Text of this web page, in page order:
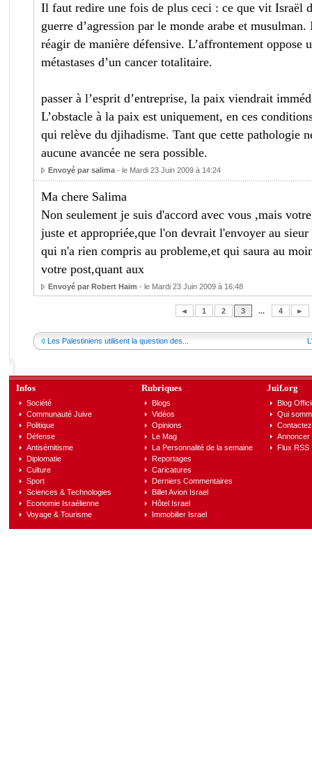
Il faut redire une fois de plus ceci : ce que vit Israël
guerre d’agression par le monde arabe et
réagir de manière défensive. L’affrontement oppose
métastases d’un cancer totalitaire.
passer à l’esprit d’entreprise, la paix viendrait
L’obstacle à la paix est uniquement, en ces
qui relève du djihadisme. Tant que cette pathologie
aucune avancée ne sera possible.
Envoyé par salima- le Mardi 23 Juin 2009 à 14:24
Ma chere Salima
Non seulement je suis d'accord avec vous ,mais
juste et appropriée,que l'on devrait l'envoyer au
qui n'a rien compris au probleme,et qui saura au
votre post,quant aux
Envoyé par Robert Haim - le Mardi 23 Juin 2009 à 16:48
◄ 1 2 3 ... 4 ►
Les Palestiniens utilisent la question des...
Infos
Société
Communauté Juive
Politique
Défense
Antisémitisme
Diplomatie
Culture
Sport
Sciences & Technologies
Economie Israélienne
Voyage & Tourisme
Rubriques
Blogs
Vidéos
Opinions
Le Mag
La Personnalité de la semaine
Reportages
Caricatures
Derniers Commentaires
Billet Avion Israel
Hôtel Israel
Immobilier Israel
Juif.org
Blog
Qui
Annoncer
Flux RSS